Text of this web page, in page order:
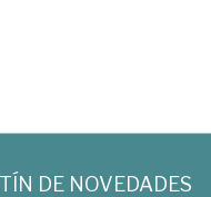
DE NOVEDADES